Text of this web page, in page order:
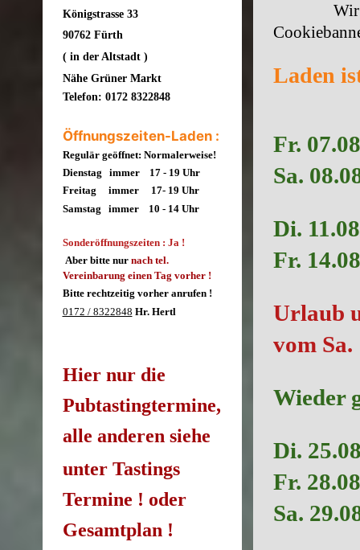
Wir
Laden
Fr.
Sa.
Di.
Fr.
Urlaub
vom Sa.
Wieder
Di.
Fr.
Sa.
Königstrasse 33
90762 Fürth
( in der Altstadt )
Nähe Grüner Markt
Telefon: 0172 8322848
Öffnungszeiten-Laden :
Regulär geöffnet: Normalerweise!
Dienstag immer 17 - 19 Uhr
Freitag immer 17- 19 Uhr
Samstag immer 10 - 14 Uhr
Sonderöffnungszeiten : Ja !
Aber bitte nur nach tel.
Vereinbarung einen Tag vorher !
Bitte rechtzeitig vorher anrufen !
0172 / 8322848 Hr. Hertl
Hier nur die
Pubtastingtermine,
alle anderen siehe
unter Tastings
Termine ! oder
Gesamtplan !